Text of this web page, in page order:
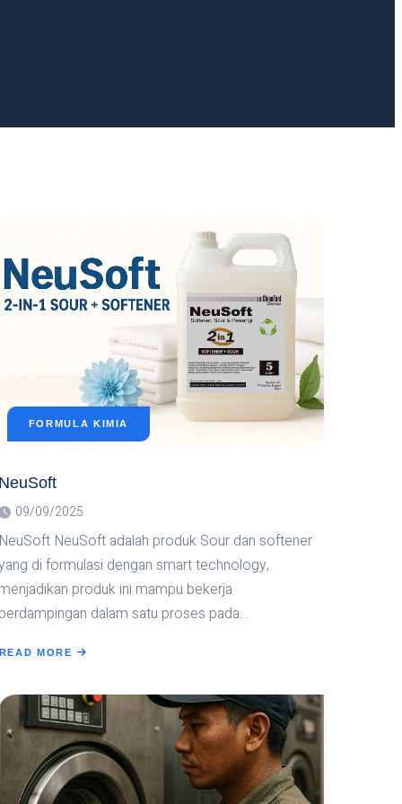
FORMULA KIMIA
NeuSoft
09/09/2025
NeuSoft NeuSoft adalah produk Sour dan softener
di formulasi dengan smart technology,
menjadikan produk ini mampu bekerja
berdampingan dalam satu proses pada…
READ MORE
ABOUT